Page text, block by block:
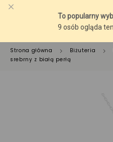
Strona główna Biżuteria
srebrny z białą perłą